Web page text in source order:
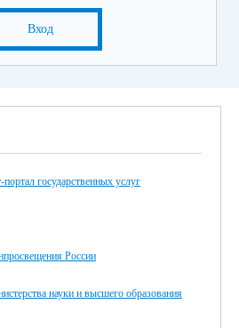
Вход
государственных услуг
России
науки и высшего образования